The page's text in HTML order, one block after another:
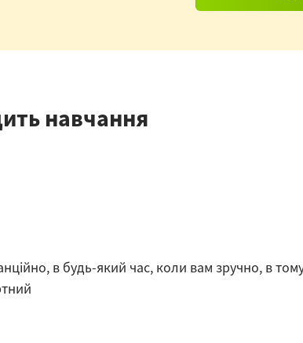
навчання
в будь-який час, коли вам зручно, в